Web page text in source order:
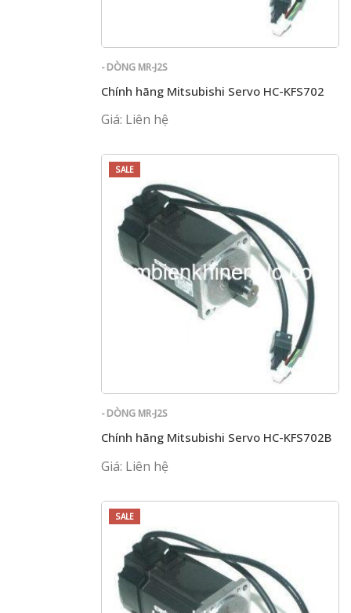
- DÒNG MR-J2S
Chính hãng Mitsubishi Servo HC-KFS702
Giá: Liên hệ
SALE
- DÒNG MR-J2S
Chính hãng Mitsubishi Servo HC-KFS702B
Giá: Liên hệ
SALE